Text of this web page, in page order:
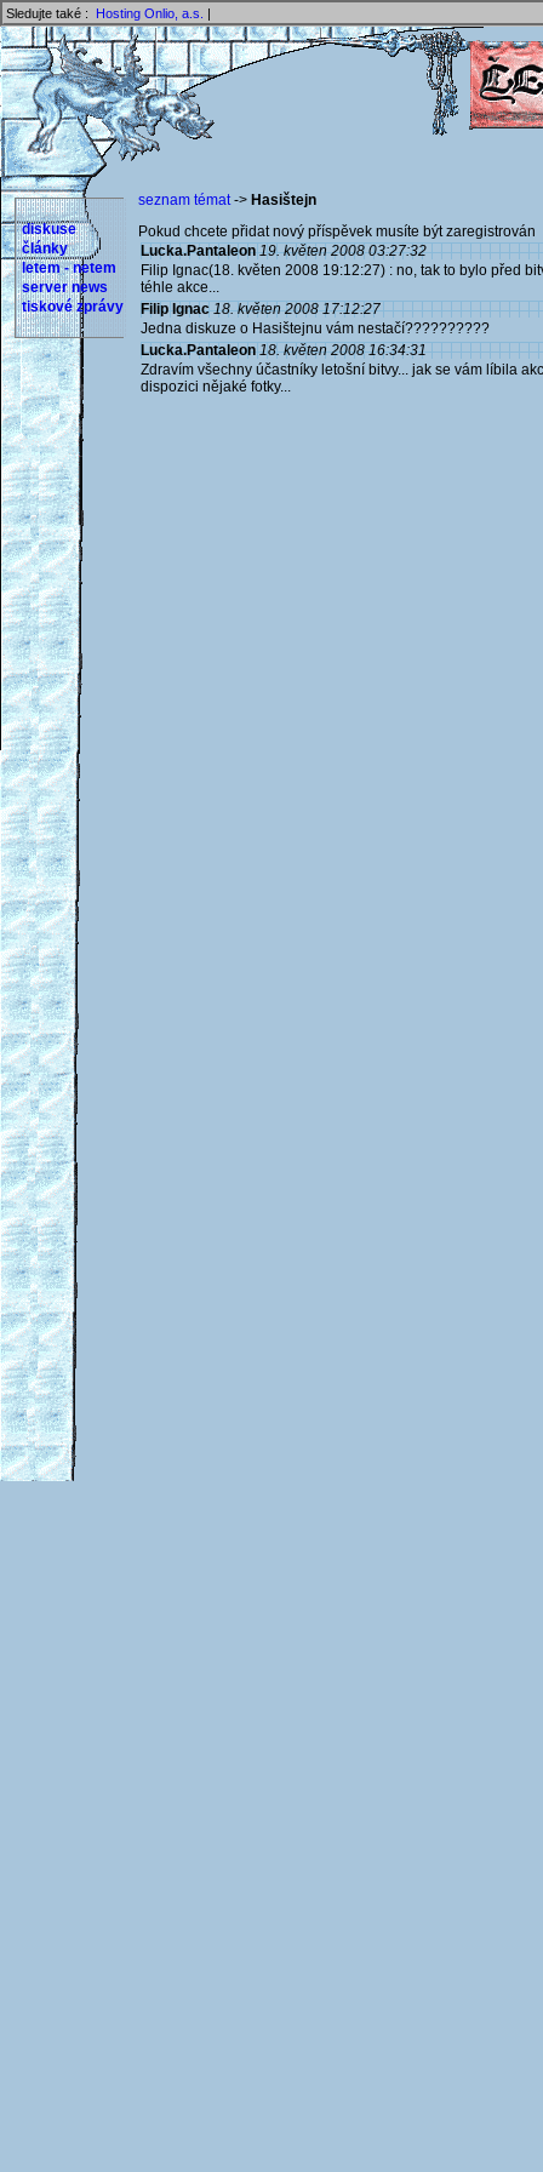
Sledujte také : Hosting Onlio, a.s. |
diskuse
články
letem - netem
server news
tiskové zprávy
seznam témat-> Hasištejn
Pokud chcete přidat nový příspěvek musíte být
Lucka.Pantaleon 19. květen 2008 03:27:32
Filip Ignac(18. květen 2008 19:12:27) : no, tak to bylo před
téhle akce...
Filip Ignac 18. květen 2008 17:12:27
Jedna diskuze o Hasištejnu vám nestačí??????????
Lucka.Pantaleon 18. květen 2008 16:34:31
Zdravím všechny účastníky letošní bitvy... jak se vám líbila
dispozici nějaké fotky...